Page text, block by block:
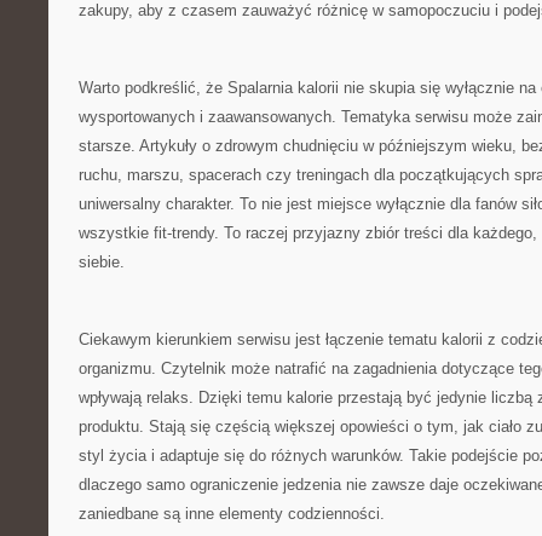
zakupy, aby z czasem zauważyć różnicę w samopoczuciu i
Warto podkreślić, że Spalarnia kalorii nie skupia się wyłącznie na
wysportowanych i zaawansowanych. Tematyka serwisu może
starsze. Artykuły o zdrowym chudnięciu w późniejszym wieku,
ruchu, marszu, spacerach czy treningach dla początkujących
uniwersalny charakter. To nie jest miejsce wyłącznie dla fanów
wszystkie fit-trendy. To raczej przyjazny zbiór treści dla
siebie.
Ciekawym kierunkiem serwisu jest łączenie tematu kalorii z
organizmu. Czytelnik może natrafić na zagadnienia dotyczące
wpływają relaks. Dzięki temu kalorie przestają być jedynie liczbą
produktu. Stają się częścią większej opowieści o tym, jak ciało
styl życia i adaptuje się do różnych warunków. Takie podejście
dlaczego samo ograniczenie jedzenia nie zawsze daje
zaniedbane są inne elementy codzienności.